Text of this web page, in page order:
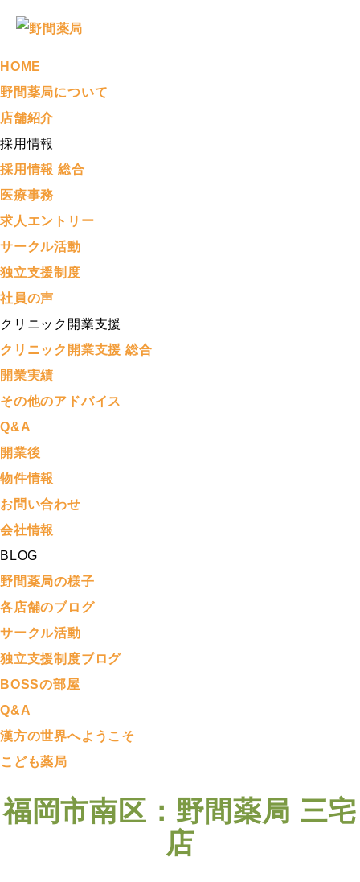
HOME
野間薬局について
店舗紹介
採用情報
採用情報 総合
医療事務
求人エントリー
サークル活動
独立支援制度
社員の声
クリニック開業支援
クリニック開業支援 総合
開業実績
その他のアドバイス
Q&A
開業後
物件情報
お問い合わせ
会社情報
BLOG
野間薬局の様子
各店舗のブログ
サークル活動
独立支援制度ブログ
BOSSの部屋
Q&A
漢方の世界へようこそ
こども薬局
福岡市南区：野間薬局 三宅
店